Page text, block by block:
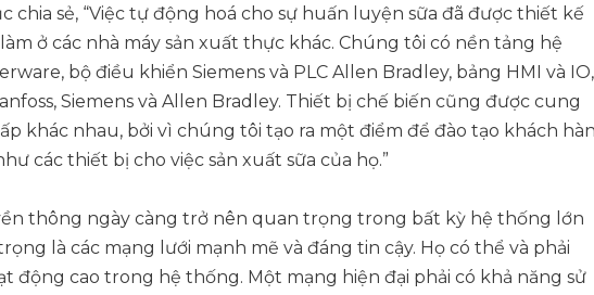
chia sẻ, “Việc tự động hoá cho sự huấn luyện sữa đã được thiết kế
ở các nhà máy sản xuất thực khác. Chúng tôi có nền tảng hệ
bộ điều khiển Siemens và PLC Allen Bradley, bảng HMI và IO,
Siemens và Allen Bradley. Thiết bị chế biến cũng được cung
khác nhau, bởi vì chúng tôi tạo ra một điểm để đào tạo khách
các thiết bị cho việc sản xuất sữa của họ.”
thông ngày càng trở nên quan trọng trong bất kỳ hệ thống lớn
là các mạng lưới mạnh mẽ và đáng tin cậy. Họ có thể và phải
động cao trong hệ thống. Một mạng hiện đại phải có khả năng sử